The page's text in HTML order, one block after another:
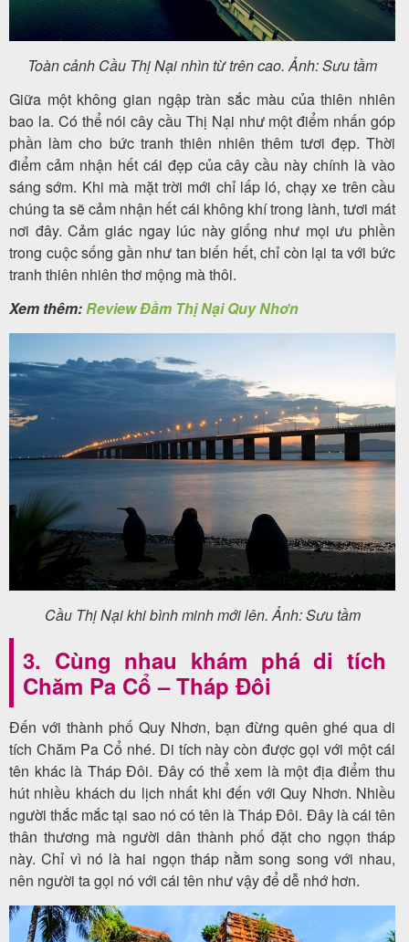
Toàn cảnh Cầu Thị Nại nhìn từ trên cao. Ảnh: Sưu tầm
Giữa một không gian ngập tràn sắc màu của thiên nhiên
bao la. Có thể nói cây cầu Thị Nại như một điểm nhấn góp
phần làm cho bức tranh thiên nhiên thêm tươi đẹp. Thời
điểm cảm nhận hết cái đẹp của cây cầu này chính là vào
sáng sớm. Khi mà mặt trời mới chỉ lấp ló, chạy xe trên cầu
chúng ta sẽ cảm nhận hết cái không khí trong lành, tươi mát
nơi đây. Cảm giác ngay lúc này giống như mọi ưu phiền
trong cuộc sống gần như tan biến hết, chỉ còn lại ta với bức
tranh thiên nhiên thơ mộng mà thôi.
Xem thêm:Review Đầm Thị Nại Quy Nhơn
Cầu Thị Nại khi bình minh mới lên. Ảnh: Sưu tầm
3. Cùng nhau khám phá di tích
Chăm Pa Cổ – Tháp Đôi
Đến với thành phố Quy Nhơn, bạn đừng quên ghé qua di
tích Chăm Pa Cổ nhé. Di tích này còn được gọi với một cái
tên khác là Tháp Đôi. Đây có thể xem là một địa điểm thu
hút nhiều khách du lịch nhất khi đến với Quy Nhơn. Nhiều
người thắc mắc tại sao nó có tên là Tháp Đôi. Đây là cái tên
thân thương mà người dân thành phố đặt cho ngọn tháp
này. Chỉ vì nó là hai ngọn tháp nằm song song với nhau,
nên người ta gọi nó với cái tên như vậy để dễ nhớ hơn.